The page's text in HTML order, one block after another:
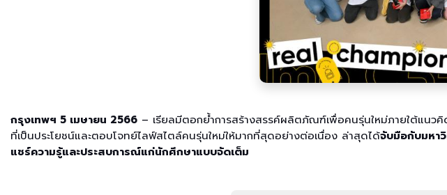
กรุงเทพฯ 5 เมษายน 2566 – เรียลมีตอกย้ำการสร้างสรรค์ผลิตภัณฑ์เพื่อคนรุ่นใหม่ภายใต้แนว
ที่เป็นประโยชน์และตอบโจทย์ไลฟ์สไตล์คนรุ่นใหม่ให้มากที่สุดอย่างต่อเนื่อง ล่าสุดได้จับมือกับมหา
แชร์ความรู้และประสบการณ์แก่นักศึกษาแบบจัดเต็ม